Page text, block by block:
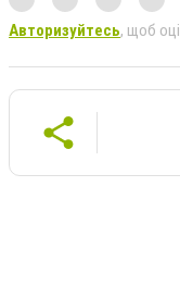
Авторизуйтесь, щоб